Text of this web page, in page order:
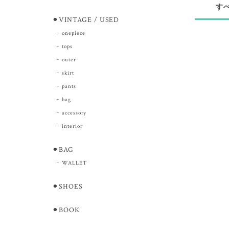
す
⚫︎VINTAGE / USED
onepiece
tops
outer
skirt
pants
bag
accessory
interior
⚫︎BAG
WALLET
⚫︎SHOES
⚫︎BOOK